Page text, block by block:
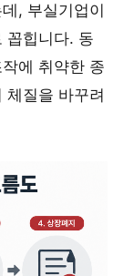
, 부실기업이
꼽힙니다. 동
에 취약한 종
체질을 바꾸려